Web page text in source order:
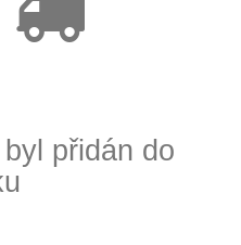
přidán do